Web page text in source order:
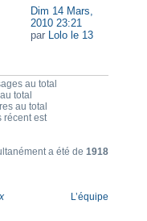
Dim 14 Mars,
2010 23:21
par Lolo le 13
au total
total
au total
récent est
a été de 1918
L’équipe